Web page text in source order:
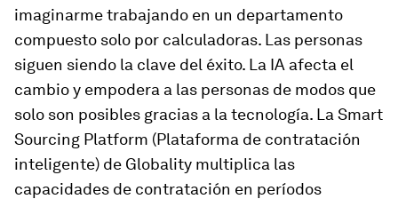
imaginarme trabajando en un departamento
compuesto solo por calculadoras. Las personas
siguen siendo la clave del éxito. La IA afecta el
cambio y empodera a las personas de modos que
solo son posibles gracias a la tecnología. La Smart
Sourcing Platform (Plataforma de contratación
inteligente) de Globality multiplica las
capacidades de contratación en períodos